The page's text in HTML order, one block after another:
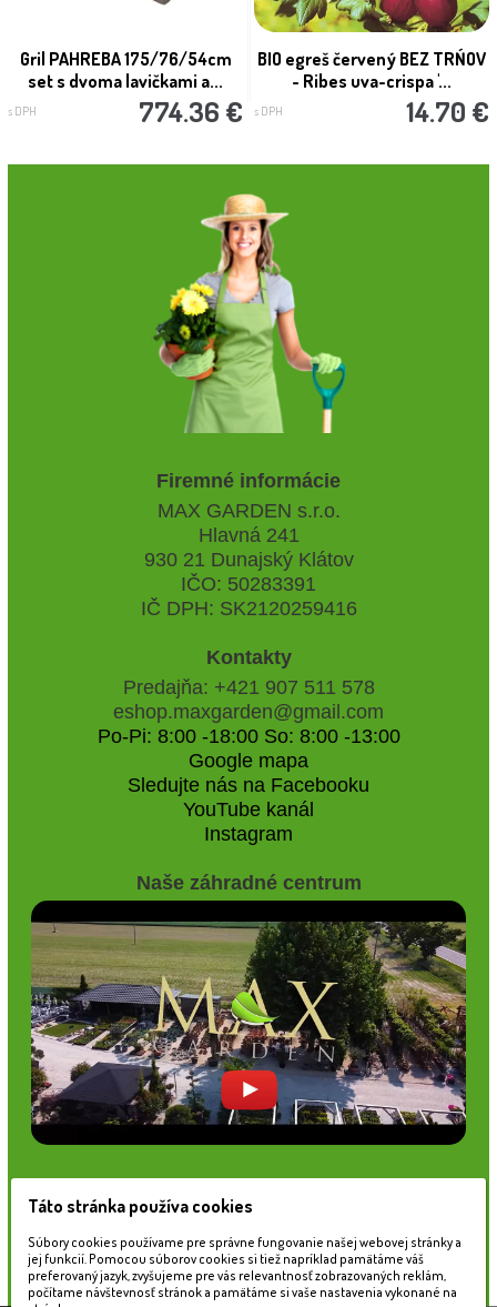
Gril PAHREBA 175/76/54cm
set s dvoma lavičkami a...
s DPH 774.36 €
BIO egreš červený BEZ TRŃOV
- Ribes uva-crispa '...
s DPH 14.70 €
Firemné informácie
MAX GARDEN s.r.o.
Hlavná 241
930 21 Dunajský Klátov
IČO: 50283391
IČ DPH: SK2120259416
Kontakty
Predajňa: +421 907 511 578
eshop.maxgarden@gmail.com
Po-Pi: 8:00 -18:00 So: 8:00 -13:00
Google mapa
Sledujte nás na Facebooku
YouTube kanál
Instagram
Naše záhradné centrum
Informácie pre zákazníkov
Blog
Obchodné podmienky
Ochrana osobných údajov
Táto stránka používa cookies
Súbory cookies používame pre správne fungovanie našej webovej stránky a
jej funkcií. Pomocou súborov cookies si tiež napríklad pamätáme váš
preferovaný jazyk, zvyšujeme pre vás relevantnosť zobrazovaných reklám,
počítame návštevnosť stránok a pamätáme si vaše nastavenia vykonané na